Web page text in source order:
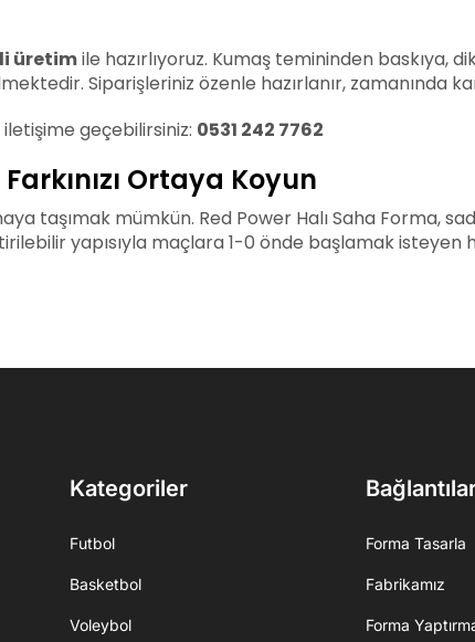
üretimile hazırlıyoruz. Kumaş temininden
Siparişleriniz özenle hazırlanır, zamanında
geçebilirsiniz: 0531 242 7762
Ortaya Koyun
taşımak mümkün. Red Power Halı Saha Forma,
yapısıyla maçlara 1-0 önde başlamak isteyen
Kategoriler
Futbol
Basketbol
Voleybol
Forma Tasarla
Fabrikamız
Forma